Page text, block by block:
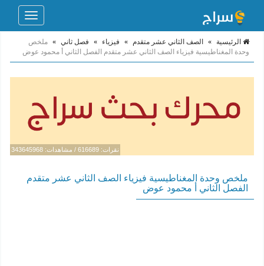
Toggle
الرئيسية » الصف الثاني عشر متقدم » فيزياء » فصل ثاني » ملخص
وحدة المغناطيسية فيزياء الصف الثاني عشر متقدم الفصل الثاني أ محمود عوض
نقرات: 616689 / مشاهدات: 343645968
ملخص وحدة المغناطيسية فيزياء الصف الثاني عشر متقدم
الفصل الثاني أ محمود عوض